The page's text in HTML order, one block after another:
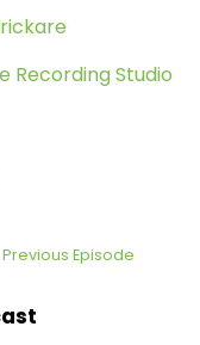
Recording Studio
Previous Episode